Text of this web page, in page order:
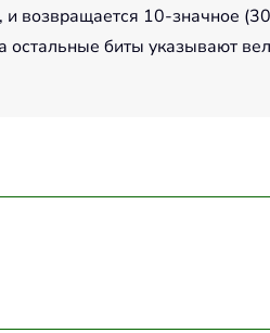
и возвращается 10-значное
биты указывают